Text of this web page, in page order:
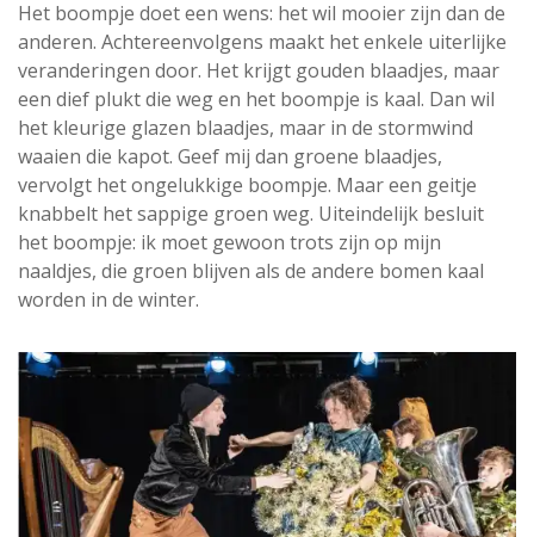
Het boompje doet een wens: het wil mooier zijn dan de
anderen. Achtereenvolgens maakt het enkele uiterlijke
veranderingen door. Het krijgt gouden blaadjes, maar
een dief plukt die weg en het boompje is kaal. Dan wil
het kleurige glazen blaadjes, maar in de stormwind
waaien die kapot. Geef mij dan groene blaadjes,
vervolgt het ongelukkige boompje. Maar een geitje
knabbelt het sappige groen weg. Uiteindelijk besluit
het boompje: ik moet gewoon trots zijn op mijn
naaldjes, die groen blijven als de andere bomen kaal
worden in de winter.